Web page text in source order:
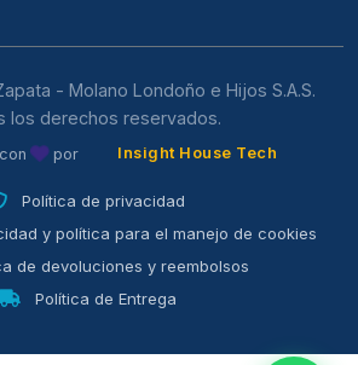
- Molano Londoño e Hijos S.A.S.
los derechos reservados.
por Insight House Tech
Política de privacidad
y política para el manejo de cookies
de devoluciones y reembolsos
Política de Entrega